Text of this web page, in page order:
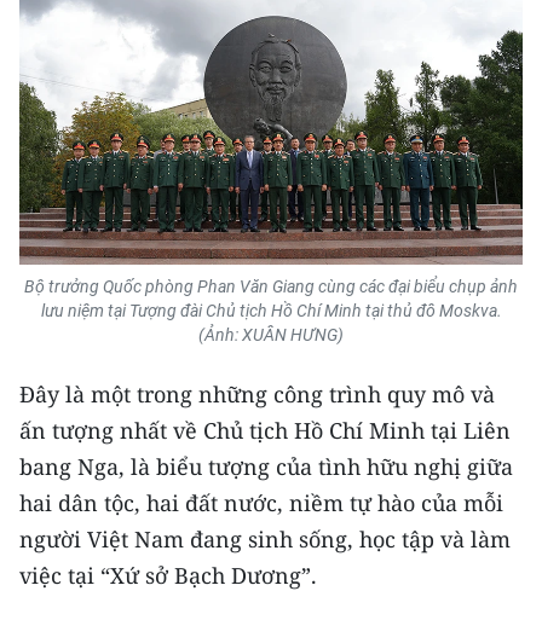
Media Du lịch
Media Thế giới
Media Thể thao
Media Giáo dục
Media Y tế
Media Khoa học - Công nghệ
Ảnh
Infographic
TIN MỚI
Bộ trưởng Quốc phòng Phan Văn Giang cùng các đại biểu chụp ảnh
lưu niệm tại Tượng đài Chủ tịch Hồ Chí Minh tại thủ đô Moskva.
(Ảnh: XUÂN HƯNG)
Đây là một trong những công trình quy mô và
ấn tượng nhất về Chủ tịch Hồ Chí Minh tại Liên
bang Nga, là biểu tượng của tình hữu nghị giữa
hai dân tộc, hai đất nước, niềm tự hào của mỗi
người Việt Nam đang sinh sống, học tập và làm
việc tại “Xứ sở Bạch Dương”.